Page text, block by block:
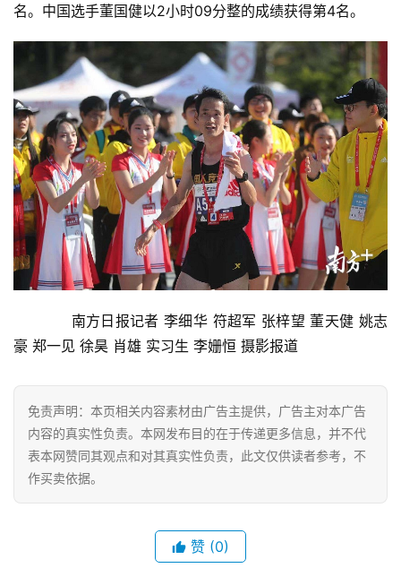
名。中国选手董国健以2小时09分整的成绩获得第4名。
南方日报记者 李细华 符超军 张梓望 董天健 姚志
豪 郑一见 徐昊 肖雄 实习生 李姗恒 摄影报道
免责声明：本页相关内容素材由广告主提供，广告主对本广告
内容的真实性负责。本网发布目的在于传递更多信息，并不代
表本网赞同其观点和对其真实性负责，此文仅供读者参考，不
作买卖依据。
赞 (0)